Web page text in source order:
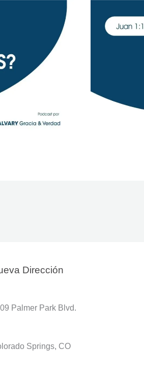
Dirección
Palmer Park Blvd.
Springs, CO